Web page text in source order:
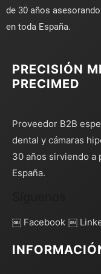
de 30 años
en toda España.
PRECISIÓN
PRECIMED
Proveedor B2B
dental y cámaras
30 años sirviendo a
España.
￼ Facebook ￼